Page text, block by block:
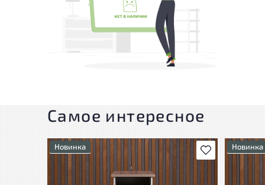
Самое интересное
В избранное
Новинка Новинка